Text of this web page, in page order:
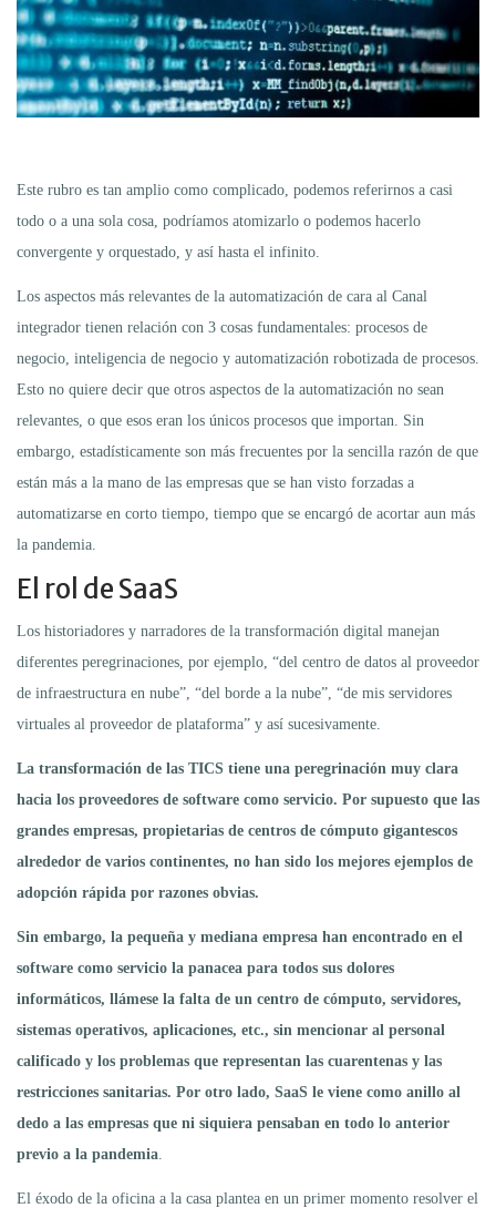
Este rubro es tan amplio como complicado, podemos referirnos a casi
todo o a una sola cosa, podríamos atomizarlo o podemos hacerlo
convergente y orquestado, y así hasta el infinito.
Los aspectos más relevantes de la automatización de cara al Canal
integrador tienen relación con 3 cosas fundamentales: procesos de
negocio, inteligencia de negocio y automatización robotizada de procesos.
Esto no quiere decir que otros aspectos de la automatización no sean
relevantes, o que esos eran los únicos procesos que importan. Sin
embargo, estadísticamente son más frecuentes por la sencilla razón de que
están más a la mano de las empresas que se han visto forzadas a
automatizarse en corto tiempo, tiempo que se encargó de acortar aun más
la pandemia.
El rol de SaaS
Los historiadores y narradores de la transformación digital manejan
diferentes peregrinaciones, por ejemplo, “del centro de datos al proveedor
de infraestructura en nube”, “del borde a la nube”, “de mis servidores
virtuales al proveedor de plataforma” y así sucesivamente.
La transformación de las TICS tiene una peregrinación muy clara
hacia los proveedores de software como servicio. Por supuesto que las
grandes empresas, propietarias de centros de cómputo gigantescos
alrededor de varios continentes, no han sido los mejores ejemplos de
adopción rápida por razones obvias.
Sin embargo, la pequeña y mediana empresa han encontrado en el
software como servicio la panacea para todos sus dolores
informáticos, llámese la falta de un centro de cómputo, servidores,
sistemas operativos, aplicaciones, etc., sin mencionar al personal
calificado y los problemas que representan las cuarentenas y las
restricciones sanitarias. Por otro lado, SaaS le viene como anillo al
dedo a las empresas que ni siquiera pensaban en todo lo anterior
previo a la pandemia
El éxodo de la oficina a la casa plantea en un primer momento resolver el